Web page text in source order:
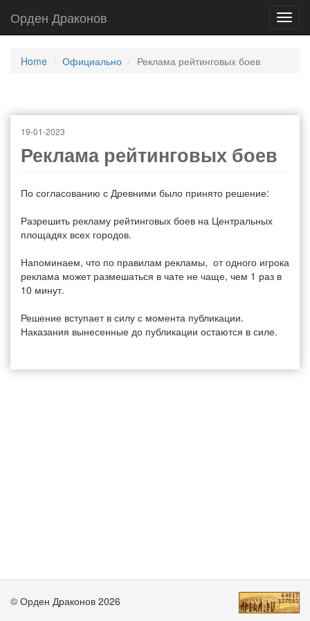
Орден Драконов
Home Официально Реклама рейтинговых боев
19-01-2023
Реклама рейтинговых боев
По согласованию с Древними было принято решение:
Разрешить рекламу рейтинговых боев на Центральных
площадях всех городов.
Напоминаем, что по правилам рекламы, от одного игрока
реклама может размешаться в чате не чаще, чем 1 раз в
10 минут.
Решение вступает в силу с момента публикации.
Наказания вынесенные до публикации остаются в силе.
© Орден Драконов 2026